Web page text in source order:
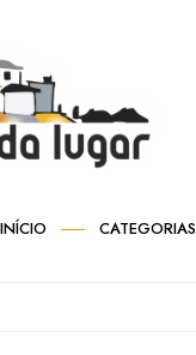
INÍCIO CATEGORIAS